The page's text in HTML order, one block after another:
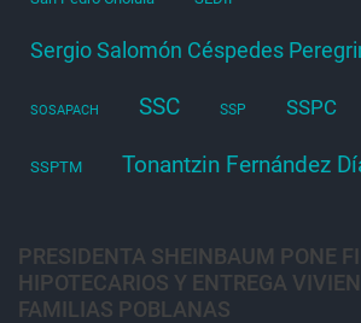
Sergio Salomón Céspedes
SOSAPACH SSC SSP SSPC
SSPTM Tonantzin Fernández
PRESIDENTA SHEINBAUM PONE
HIPOTECARIOS Y ENTREGA
FAMILIAS POBLANAS